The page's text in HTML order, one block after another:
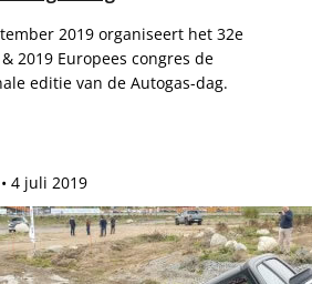
2019 organiseert het 32e
2019 Europees congres de
editie van de Autogas-dag.
4 juli 2019